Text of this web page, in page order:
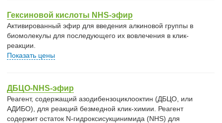
Гексиновой кислоты NHS-эфир
Активированный эфир для введения алкиновой группы в
биомолекулы для последующего их вовлечения в клик-
реакции.
Показать цены
ДБЦО-NHS-эфир
Реагент, содержащий азодибензоциклооктин (ДБЦО, или
АДИБО), для реакций безмедной клик-химии. Реагент
содержит остаток N-гидроксисукцинимида (NHS) для